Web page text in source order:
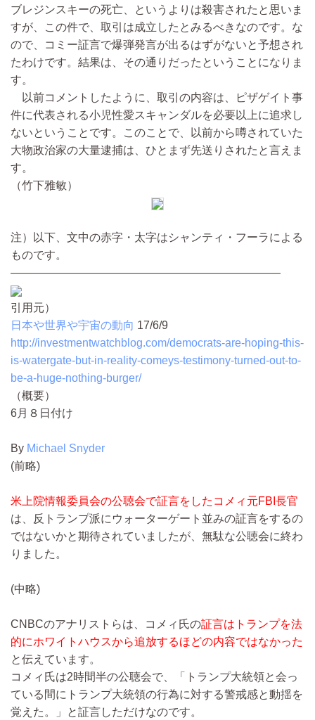
ブレジンスキーの死亡、というよりは殺害されたと思いま
すが、この件で、取引は成立したとみるべきなのです。な
ので、コミー証言で爆弾発言が出るはずがないと予想され
たわけです。結果は、その通りだったということになりま
す。
以前コメントしたように、取引の内容は、ピザゲイト事
件に代表される小児性愛スキャンダルを必要以上に追求し
ないということです。このことで、以前から噂されていた
大物政治家の大量逮捕は、ひとまず先送りされたと言えま
す。
（竹下雅敏）
注）以下、文中の赤字・太字はシャンティ・フーラによる
ものです。
————————————————————————
引用元）
日本や世界や宇宙の動向 17/6/9
http://investmentwatchblog.com/democrats-are-hoping-this-
is-watergate-but-in-reality-comeys-testimony-turned-out-to-
be-a-huge-nothing-burger/
（概要）
6月８日付け
By Michael Snyder
(前略)
米上院情報委員会の公聴会で証言をしたコメィ元FBI長官
は、反トランプ派にウォーターゲート並みの証言をするの
ではないかと期待されていましたが、無駄な公聴会に終わ
りました。
(中略)
CNBCのアナリストらは、コメィ氏の証言はトランプを法
的にホワイトハウスから追放するほどの内容ではなかった
と伝えています。
コメィ氏は2時間半の公聴会で、「トランプ大統領と会っ
ている間にトランプ大統領の行為に対する警戒感と動揺を
覚えた。」と証言しただけなのです。